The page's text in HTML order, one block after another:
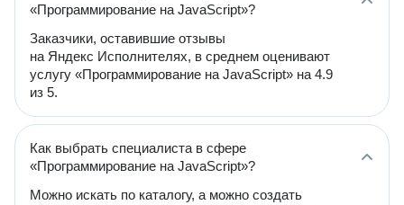
«Программирование на JavaScript»?
Заказчики, оставившие отзывы
на Яндекс Исполнителях, в среднем оценивают
услугу «Программирование на JavaScript» на 4.9
из 5.
Как выбрать специалиста в сфере
«Программирование на JavaScript»?
Можно искать по каталогу, а можно создать